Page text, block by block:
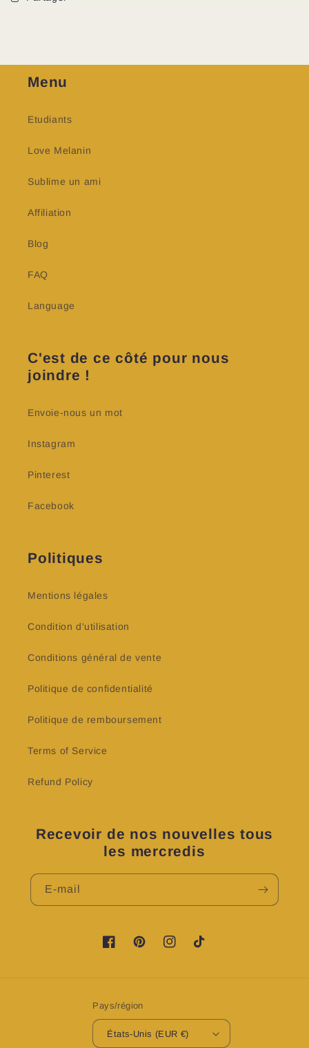
Menu
Etudiants
Love Melanin
Sublime un ami
Affiliation
Blog
FAQ
Language
C'est de ce côté pour nous
joindre !
Envoie-nous un mot
Instagram
Pinterest
Facebook
Politiques
Mentions légales
Condition d'utilisation
Conditions général de vente
Politique de confidentialité
Politique de remboursement
Terms of Service
Refund Policy
Recevoir de nos nouvelles tous
les mercredis
E-mail
https://www.facebook.com/profile.php?
https://www.pinterest.fr/
https://www.instagram.com/
TikTok
Pays/région
États-Unis (EUR €)